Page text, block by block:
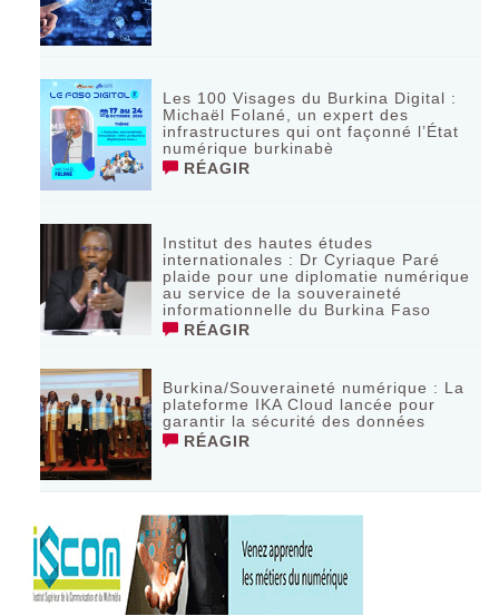
Les 100 Visages du Burkina Digital :
Michaël Folané, un expert des
infrastructures qui ont façonné l’État
numérique burkinabè
RÉAGIR
Institut des hautes études
internationales : Dr Cyriaque Paré
plaide pour une diplomatie numérique
au service de la souveraineté
informationnelle du Burkina Faso
RÉAGIR
Burkina/Souveraineté numérique : La
plateforme IKA Cloud lancée pour
garantir la sécurité des données
RÉAGIR